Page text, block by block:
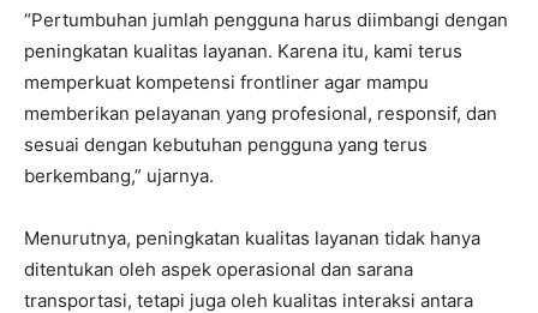
“Pertumbuhan jumlah pengguna harus diimbangi dengan
peningkatan kualitas layanan. Karena itu, kami terus
memperkuat kompetensi frontliner agar mampu
memberikan pelayanan yang profesional, responsif, dan
sesuai dengan kebutuhan pengguna yang terus
berkembang,” ujarnya.
Menurutnya, peningkatan kualitas layanan tidak hanya
ditentukan oleh aspek operasional dan sarana
transportasi, tetapi juga oleh kualitas interaksi antara